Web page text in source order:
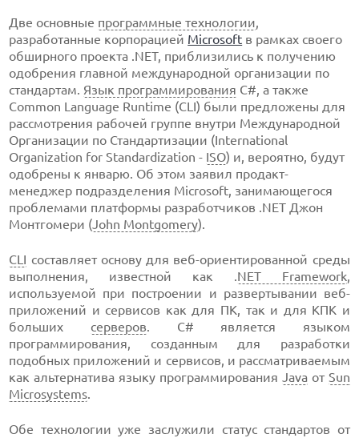
Две основные программные технологии,
разработанные корпорацией Microsoft в рамках своего
обширного проекта .NET, приблизились к получению
одобрения главной международной организации по
стандартам. Язык программирования C#, а также
Common Language Runtime (CLI) были предложены для
рассмотрения рабочей группе внутри Международной
Организации по Стандартизации (International
Organization for Standardization - ISO) и, вероятно, будут
одобрены к январю. Об этом заявил продакт-
менеджер подразделения Microsoft, занимающегося
проблемами платформы разработчиков .NET Джон
Монтгомери (John Montgomery).
CLI составляет основу для веб-ориентированной среды
выполнения, известной как .NET Framework,
используемой при построении и развертывании веб-
приложений и сервисов как для ПК, так и для КПК и
больших серверов. C# является языком
программирования, созданным для разработки
подобных приложений и сервисов, и рассматриваемым
как альтернатива языку программирования Javaот Sun
Microsystems.
Обе технологии уже заслужили статус стандартов от